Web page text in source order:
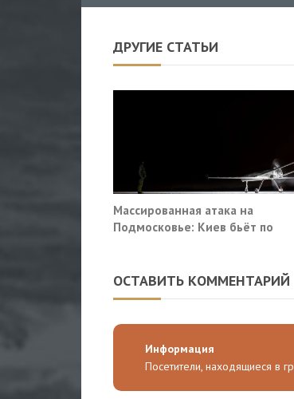
ДРУГИЕ СТАТЬИ
Массированная атака на
Подмосковье: Киев бьёт по
ОСТАВИТЬ КОММЕНТАРИЙ
Информация
Посетители, находящиеся в